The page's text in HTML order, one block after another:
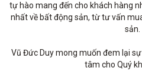
tự hào mang đến cho khách hàng
nhất về bất động sản, từ tư vấn
sản.
Vũ Đức Duy mong muốn đem lại
tâm cho Quý